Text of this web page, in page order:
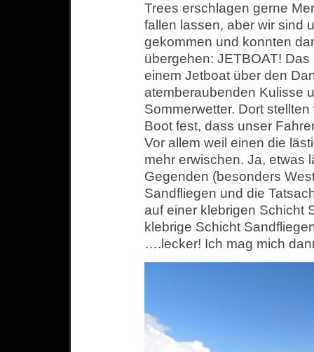
Trees erschlagen gerne
fallen lassen, aber wir sind
gekommen und konnten
übergehen: JETBOAT!
einem Jetboat über den
atemberaubenden Kulisse
Sommerwetter. Dort
Boot fest, dass unser
Vor allem weil einen die
mehr erwischen. Ja, etwas
Gegenden (besonders
Sandfliegen und die
auf einer klebrigen Schicht
klebrige Schicht
….lecker! Ich mag mich